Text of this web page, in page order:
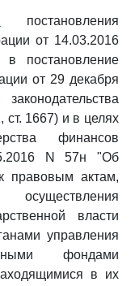
постановления
от 14.03.2016
постановление
от 29 декабря
ст. 1667) и в целях
финансов
N 57н "Об
правовым актам,
власти
управления
фондами
в их